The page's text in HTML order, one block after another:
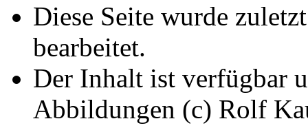
Diese Seite wurde
bearbeitet.
Der Inhalt ist verfügbar
Abbildungen (c) Rolf